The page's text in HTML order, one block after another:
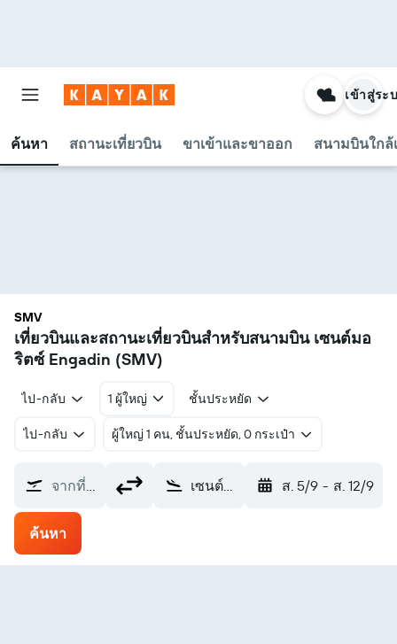
ค้นหา สถานะเที่ยวบิน ขาเข้าและขาออก สนามบินใกล้
เข้าสู่ระ
SMV
เที่ยวบินและสถานะเที่ยวบินสำหรับสนามบิน เซนต์มอ
ริตซ์ Engadin (SMV)
ไป-กลับ 1 ผู้ใหญ่ ชั้นประหยัด
ไป-กลับ ผู้ใหญ่ 1 คน, ชั้นประหยัด, 0 กระเป๋า
จากที่ไหน? เซนต์มอริตซ์ Engadin (SMV) ส. 5/9 - ส. 12/9
ค้นหา